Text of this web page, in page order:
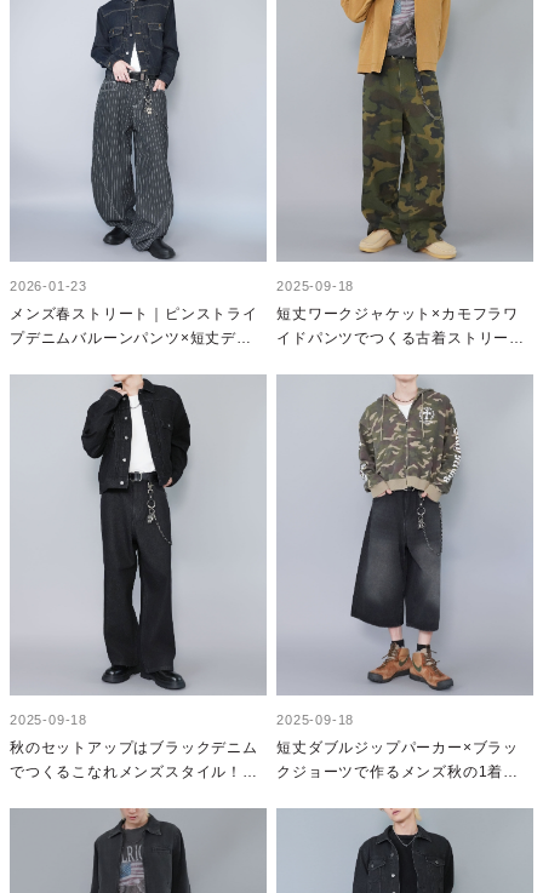
2026-01-23
メンズ春ストリート｜ピンストライ
プデニムバルーンパンツ×短丈デニ
2025-09-18
短丈ワークジャケット×カモフラワ
イドパンツでつくる古着ストリート
2025-09-18
秋のセットアップはブラックデニム
でつくるこなれメンズスタイル！デ
2025-09-18
短丈ダブルジップパーカー×ブラッ
クジョーツで作るメンズ秋の1着目